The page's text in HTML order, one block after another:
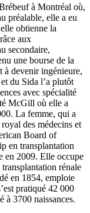
à Montréal où,
préalable, elle a eu
obtienne la
aux
secondaire,
une bourse de la
à devenir ingénieure,
du Sida l’a plutôt
avec spécialité
McGill où elle a
La femme, qui a
des médecins et
Board of
en transplantation
en 2009. Elle occupe
rénale
en 1854, emploie
pratiqué 42 000
à 3700 naissances.